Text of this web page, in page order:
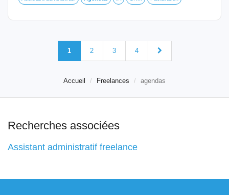
1 2 3 4
Accueil Freelances agendas
Recherches associées
Assistant administratif freelance